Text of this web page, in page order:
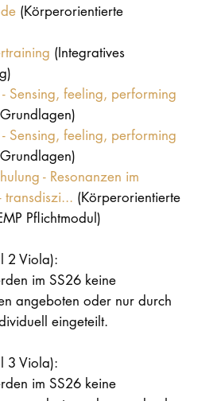
(Körperorientierte
(Integratives
Sensing, feeling, performing
Sensing, feeling, performing
- Resonanzen im
transdiszi... (Körperorientierte
Pflichtmodul)
2 Viola):
im SS26 keine
angeboten oder nur durch
eingeteilt.
3 Viola):
im SS26 keine
Intranet